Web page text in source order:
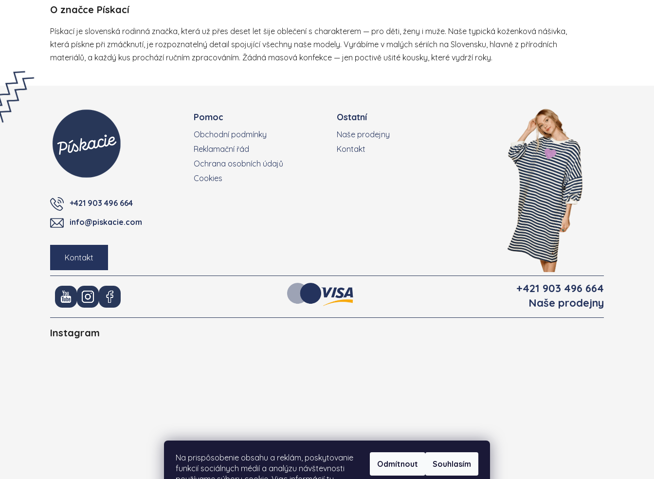
Na prispôsobenie obsahu a reklám, poskytovanie
funkcií sociálnych médií a analýzu návštevnosti
Odmítnout Souhlasím
O značce Pískací
Pískací je slovenská rodinná značka, která už přes deset let šije oblečení s charakterem — pro děti, ženy i muže. Naše typická koženková nášivka,
která pískne při zmáčknutí, je rozpoznatelný detail spojující všechny naše modely. Vyrábíme v malých sériích na Slovensku, hlavně z přírodních
materiálů, a každý kus prochází ručním zpracováním. Žádná masová konfekce — jen poctivě ušité kousky, které vydrží roky.
Zápatí
+421 903 496 664
info@piskacie.com
Kontakt
Pomoc
Obchodní podmínky
Reklamační řád
Ochrana osobních údajů
Cookies
Ostatní
Naše prodejny
Kontakt
+421 903 496 664
Naše prodejny
Instagram